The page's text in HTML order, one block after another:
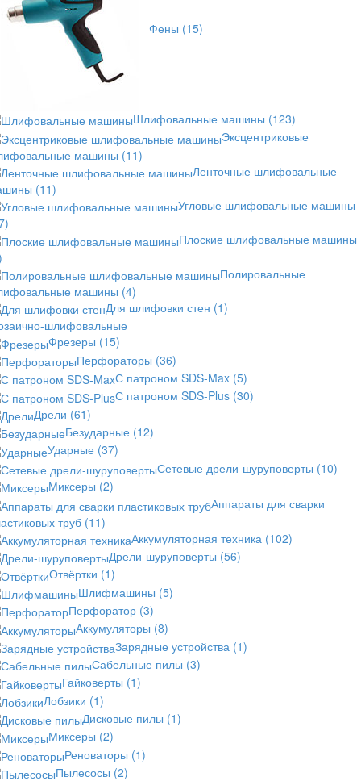
Фены (15)
Шлифовальные машины (123)
Эксцентриковые
машины (11)
Ленточные шлифовальные
(11)
Угловые шлифовальные машины
Плоские шлифовальные машины
Полировальные
машины (4)
Для шлифовки стен (1)
шлифовальные
Фрезеры (15)
Перфораторы (36)
С патроном SDS-Max (5)
С патроном SDS-Plus (30)
Дрели (61)
Безударные (12)
Ударные (37)
Сетевые дрели-шуруповерты (10)
Миксеры (2)
Аппараты для сварки
труб (11)
Аккумуляторная техника (102)
Дрели-шуруповерты (56)
Отвёртки (1)
Шлифмашины (5)
Перфоратор (3)
Аккумуляторы (8)
Зарядные устройства (1)
Сабельные пилы (3)
Гайковерты (1)
Лобзики (1)
Дисковые пилы (1)
Миксеры (2)
Реноваторы (1)
Пылесосы (2)